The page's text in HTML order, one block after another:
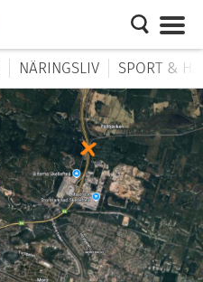
NÄRINGSLIV SPORT &